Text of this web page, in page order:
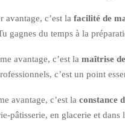
avantage, c’est la facilité de
gagnes du temps à la
avantage, c’est la maîtrise
c’est un point
avantage, c’est la constance
pâtisserie, en glacerie et